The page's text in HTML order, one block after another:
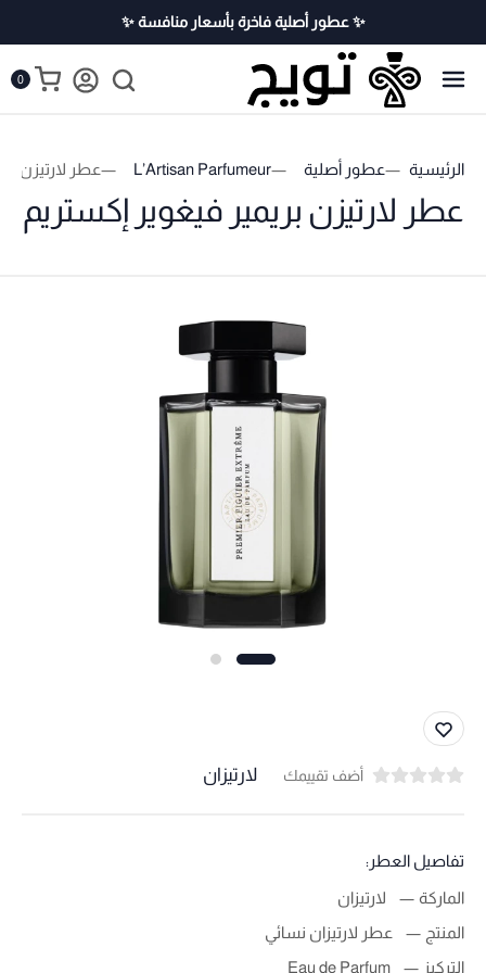
✨ عطور أصلية فاخرة بأسعار منافسة ✨
0
الرئيسية عطور أصلية L’Artisan Parfumeur عطر لارتيزن
عطر لارتيزن بريمير فيغوير إكستريم
أضف تقييمك لارتيزان
تفاصيل العطر:
الماركة
لارتيزان
المنتج
عطر لارتيزان نسائي
التركيز
Eau de Parfum